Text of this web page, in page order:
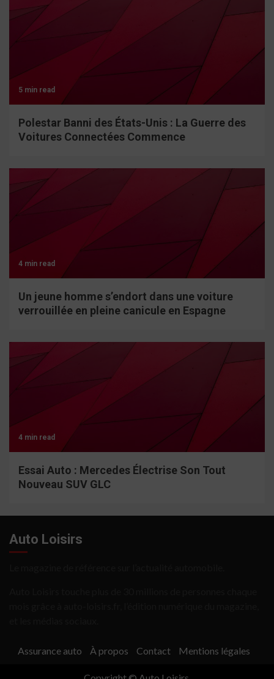
5 min read
Polestar Banni des États-Unis : La Guerre des
Voitures Connectées Commence
4 min read
Un jeune homme s’endort dans une voiture
verrouillée en pleine canicule en Espagne
4 min read
Essai Auto : Mercedes Électrise Son Tout
Nouveau SUV GLC
Auto Loisirs
Assurance auto À propos Contact Mentions légales